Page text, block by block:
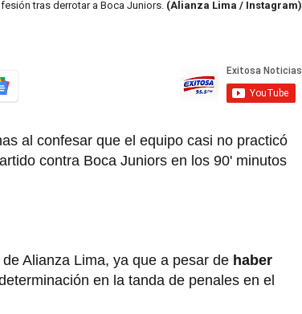
tras derrotar a Boca Juniors. (Alianza Lima / Instagram)
al confesar que el equipo casi no practicó
contra Boca Juniors en los 90' minutos
Alianza Lima, ya que a pesar de haber
en la tanda de penales en el